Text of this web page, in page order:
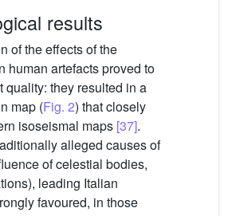
results
of the effects of the
human artefacts proved to
quality: they resulted in a
map (Fig. 2) that closely
isoseismal maps [37].
alleged causes of
of celestial bodies,
leading Italian
favoured, in those